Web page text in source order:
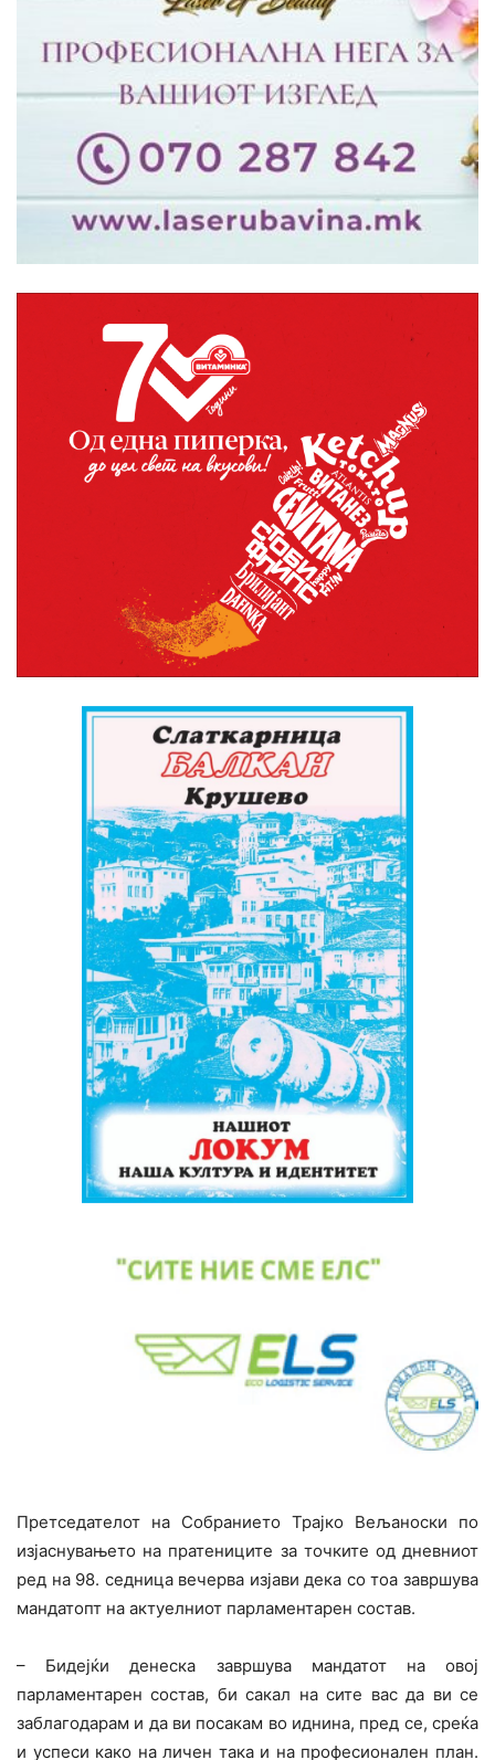
Претседателот на Собранието Трајко Вељаноски по
изјаснувањето на пратениците за точките од дневниот
ред на 98. седница вечерва изјави дека со тоа завршува
мандатопт на актуелниот парламентарен состав.
– Бидејќи денеска завршува мандатот на овој
парламентарен состав, би сакал на сите вас да ви се
заблагодарам и да ви посакам во иднина, пред се, среќа
и успеси како на личен така и на професионален план.